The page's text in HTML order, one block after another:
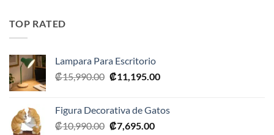
TOP RATED
Lampara Para Escritorio
₡15,990.00 El
era:
₡15,990.00.
₡11,195.00El
es:
Figura Decorativa de Gatos
₡10,990.00 El
₡7,695.00El